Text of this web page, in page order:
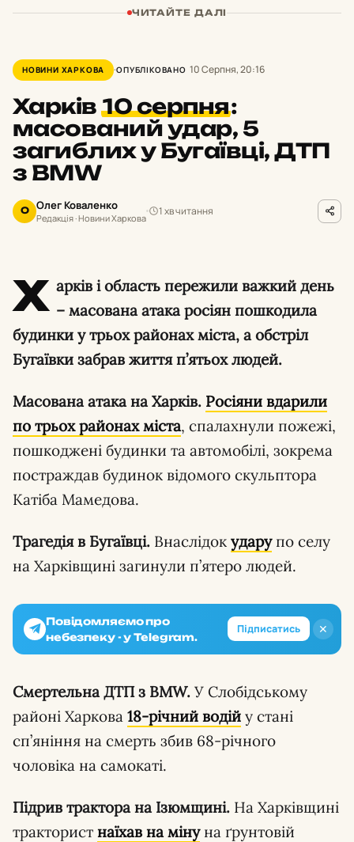
ЧИТАЙТЕ ДАЛІ
НОВИНИ ХАРКОВА ОПУБЛІКОВАНО 10 Серпня, 20:16
Харків10 серпня:
масований удар, 5
загиблих у Бугаївці, ДТП
з BMW
О Олег Коваленко
Редакція · Новини Харкова
1 хв читання
Х арків і область пережили важкий день
– масована атака росіян пошкодила
будинки у трьох районах міста, а обстріл
Бугаївки забрав життя п’ятьох людей.
Масована атака на Харків. Росіяни вдарили
по трьох районах міста, спалахнули пожежі,
пошкоджені будинки та автомобілі, зокрема
постраждав будинок відомого скульптора
Катіба Мамедова.
Трагедія в Бугаївці. Внаслідок ударупо селу
на Харківщині загинули п’ятеро людей.
✕
Повідомляємо про
небезпеку - у Telegram.
Підписатись
Смертельна ДТП з BMW. У Слобідському
районі Харкова 18-річний водій у стані
сп’яніння на смерть збив 68-річного
чоловіка на самокаті.
Підрив трактора на Ізюмщині. На Харківщині
тракторист наїхав на мінуна ґрунтовій